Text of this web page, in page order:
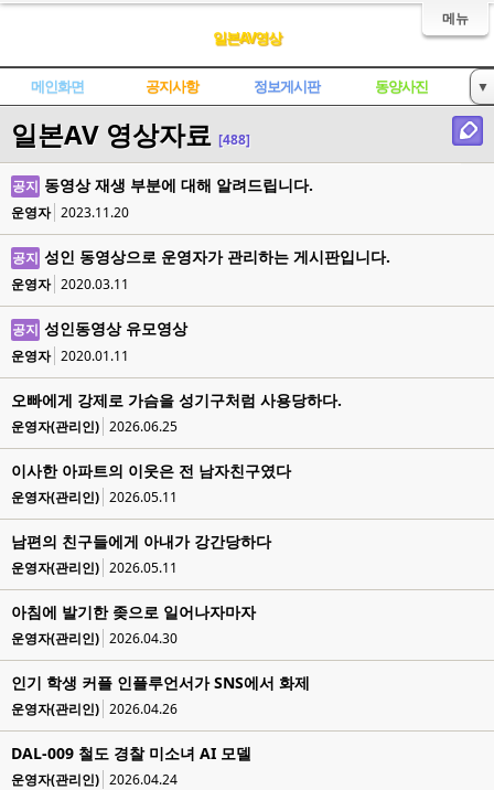
메뉴
일본AV영상
메인화면 공지사항 정보게시판 동양사진
한국AV영상
▼
중국AV영상
성인사이트
일본AV 영상자료 [488]
공지 동영상 재생 부분에 대해 알려드립니다.
운영자 2023.11.20
공지 성인 동영상으로 운영자가 관리하는 게시판입니다.
운영자 2020.03.11
공지 성인동영상 유모영상
운영자 2020.01.11
오빠에게 강제로 가슴을 성기구처럼 사용당하다.
운영자(관리인) 2026.06.25
이사한 아파트의 이웃은 전 남자친구였다
운영자(관리인) 2026.05.11
남편의 친구들에게 아내가 강간당하다
운영자(관리인) 2026.05.11
아침에 발기한 좆으로 일어나자마자
운영자(관리인) 2026.04.30
인기 학생 커플 인플루언서가 SNS에서 화제
운영자(관리인) 2026.04.26
DAL-009 철도 경찰 미소녀 AI 모델
운영자(관리인) 2026.04.24